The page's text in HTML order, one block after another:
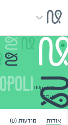
צור קשר
שתף
אודות מודעות (0)